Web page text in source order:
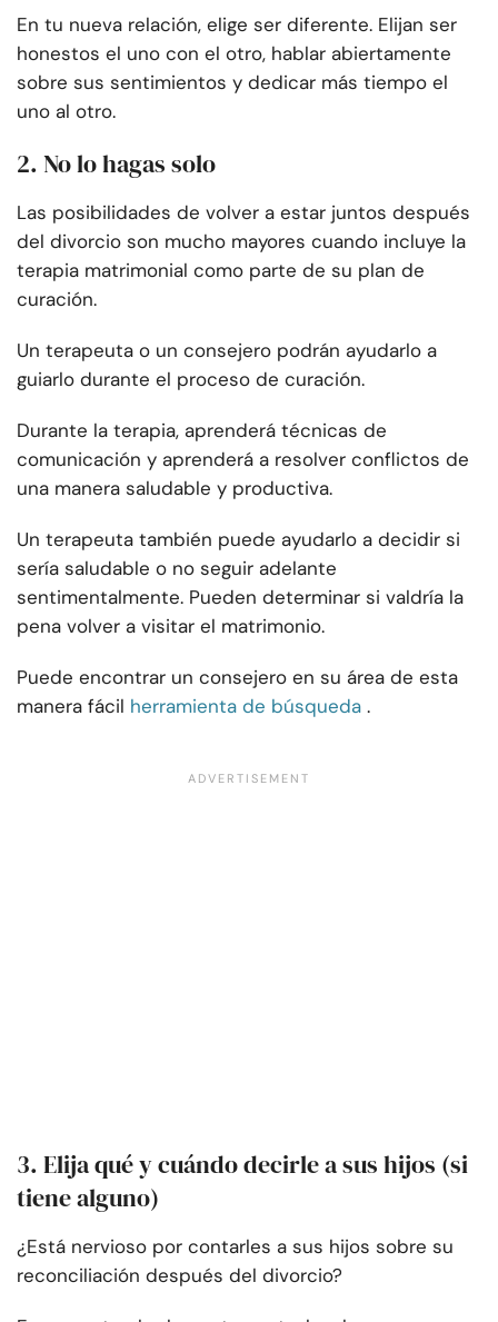
En tu nueva relación, elige ser diferente. Elijan ser
honestos el uno con el otro, hablar abiertamente
sobre sus sentimientos y dedicar más tiempo el
uno al otro.
2. No lo hagas solo
Las posibilidades de volver a estar juntos después
del divorcio son mucho mayores cuando incluye la
terapia matrimonial como parte de su plan de
curación.
Un terapeuta o un consejero podrán ayudarlo a
guiarlo durante el proceso de curación.
Durante la terapia, aprenderá técnicas de
comunicación y aprenderá a resolver conflictos de
una manera saludable y productiva.
Un terapeuta también puede ayudarlo a decidir si
sería saludable o no seguir adelante
sentimentalmente. Pueden determinar si valdría la
pena volver a visitar el matrimonio.
Puede encontrar un consejero en su área de esta
manera fácil herramienta de búsqueda .
3. Elija qué y cuándo decirle a sus hijos (si
tiene alguno)
¿Está nervioso por contarles a sus hijos sobre su
reconciliación después del divorcio?